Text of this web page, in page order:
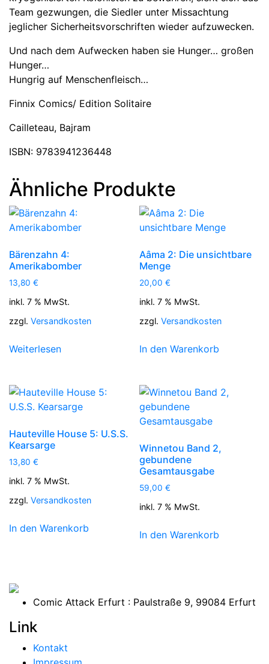
Team gezwungen, die Siedler unter Missachtung
jeglicher Sicherheitsvorschriften wieder aufzuwecken.
Und nach dem Aufwecken haben sie Hunger… großen
Hunger…
Hungrig auf Menschenfleisch…
Finnix Comics/ Edition Solitaire
Cailleteau, Bajram
ISBN: 9783941236448
Ähnliche Produkte
Bärenzahn 4:
Amerikabomber
13,80 €
inkl. 7 % MwSt.
zzgl. Versandkosten
Weiterlesen
Aâma 2: Die unsichtbare
Menge
20,00€
inkl. 7 % MwSt.
zzgl.Versandkosten
In den Warenkorb
Hauteville House 5: U.S.S.
Kearsarge
13,80 €
inkl. 7 % MwSt.
zzgl. Versandkosten
In den Warenkorb
Winnetou Band 2,
gebundene
Gesamtausgabe
59,00€
inkl. 7 % MwSt.
In den Warenkorb
Comic Attack Erfurt : Paulstraße 9, 99084 Erfurt
Link
Kontakt